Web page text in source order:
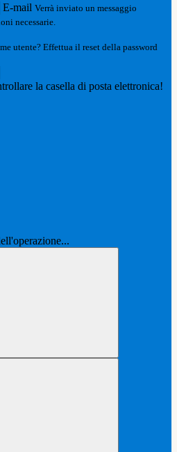
E-mail Verrà inviato un messaggio
necessarie.
utente? Effettua il reset della password
la casella di posta elettronica!